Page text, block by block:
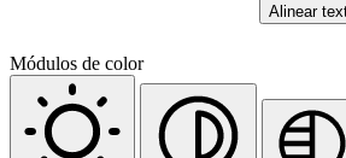
Alinear
Módulos de color